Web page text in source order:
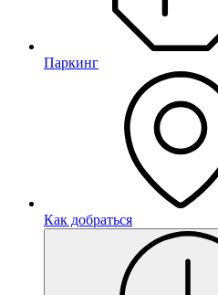
Паркинг
Как добраться